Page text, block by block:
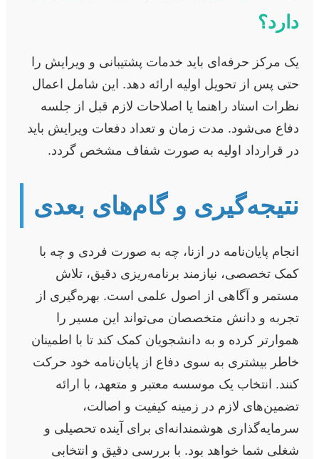
دارد؟
یک مرکز حرفه‌ای باید خدمات پشتیبانی و ویرایش را
حتی پس از تحویل اولیه ارائه دهد. این شامل اعمال
نظرات استاد راهنما یا اصلاحات لازم قبل از جلسه
دفاع می‌شود. مدت زمان و تعداد دفعات ویرایش باید
در قرارداد اولیه به صورت شفاف مشخص گردد.
نتیجه‌گیری و گام‌های بعدی
انجام پایان‌نامه در ازنا، چه به صورت فردی و چه با
کمک تخصصی، نیازمند برنامه‌ریزی دقیق، تلاش
مستمر و آگاهی از اصول علمی است. بهره‌گیری از
تجربه و دانش متخصصان می‌تواند این مسیر را
هموارتر کرده و به دانشجویان کمک کند تا با اطمینان
خاطر بیشتری به سوی دفاع از پایان‌نامه خود حرکت
کنند. انتخاب یک موسسه معتبر و متعهد، با ارائه
تضمین‌های لازم در زمینه کیفیت و اصالت،
سرمایه‌گذاری هوشمندانه‌ای برای آینده تحصیلی و
شغلی شما خواهد بود. با بررسی دقیق و انتخابی